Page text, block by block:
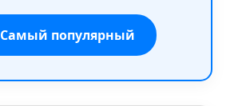
Самый популярный